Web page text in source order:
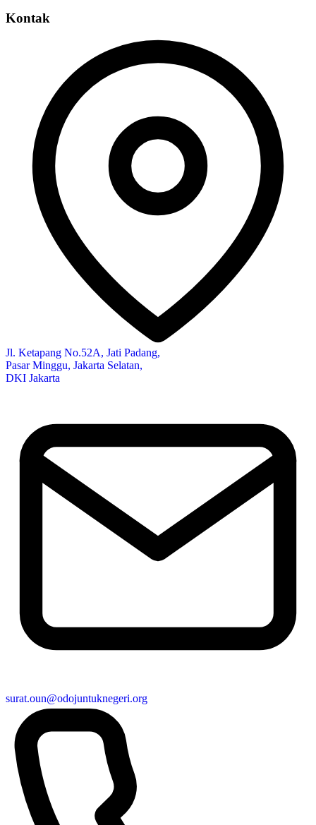
Kontak
Jl. Ketapang No.52A, Jati Padang,
Pasar Minggu, Jakarta Selatan,
DKI Jakarta
surat.oun@odojuntuknegeri.org